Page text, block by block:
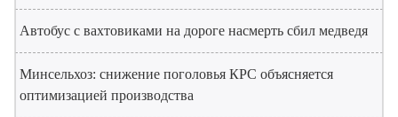
Автобус с вахтовиками на дороге насмерть сбил медведя
Минсельхоз: снижение поголовья КРС объясняется
оптимизацией производства